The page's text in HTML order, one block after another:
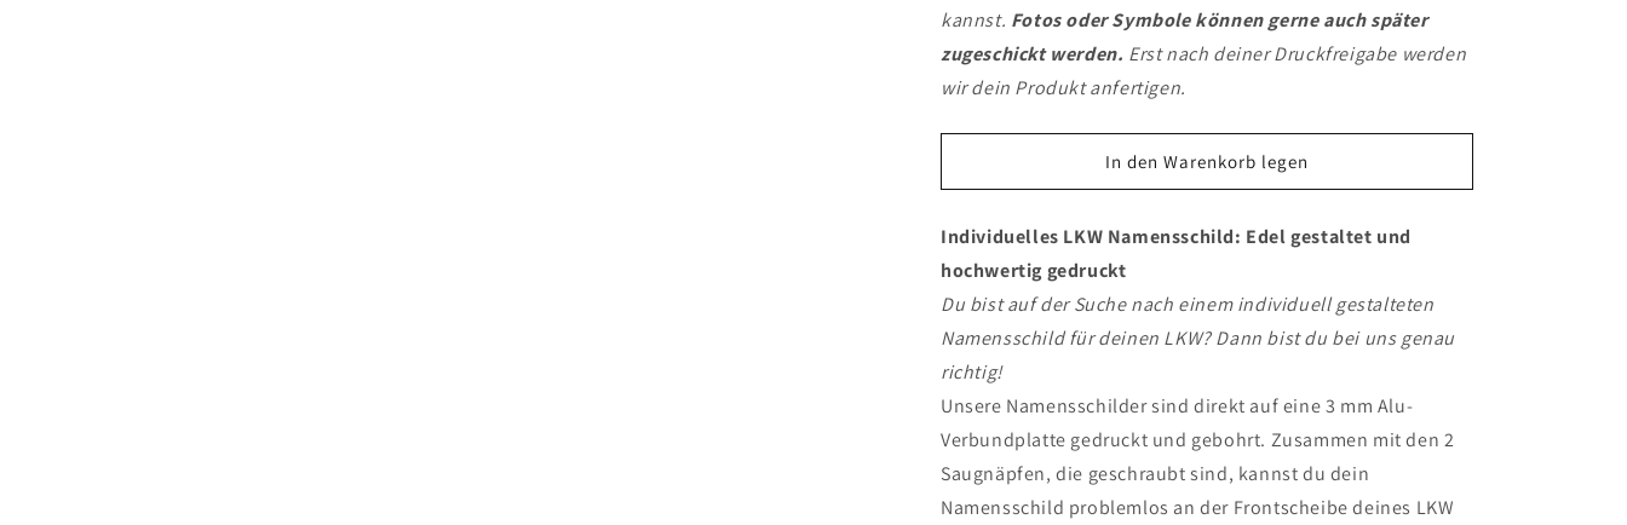
kannst. Fotos oder Symbole können gerne auch später
zugeschickt werden. Erst nach deiner Druckfreigabe werden
wir dein Produkt anfertigen.
In den Warenkorb legen
Individuelles LKW Namensschild: Edel gestaltet und
hochwertig gedruckt
Du bist auf der Suche nach einem individuell gestalteten
Namensschild für deinen LKW? Dann bist du bei uns genau
richtig!
Unsere Namensschilder sind direkt auf eine 3 mm Alu-
Verbundplatte gedruckt und gebohrt. Zusammen mit den 2
Saugnäpfen, die geschraubt sind, kannst du dein
Namensschild problemlos an der Frontscheibe deines LKW